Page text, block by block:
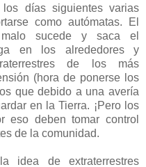
días siguientes varias
como autómatas. El
sucede y saca el
en los alrededores y
de los más
(hora de ponerse los
que debido a una avería
en la Tierra. ¡Pero los
eso deben tomar control
de la comunidad.
idea de extraterrestres